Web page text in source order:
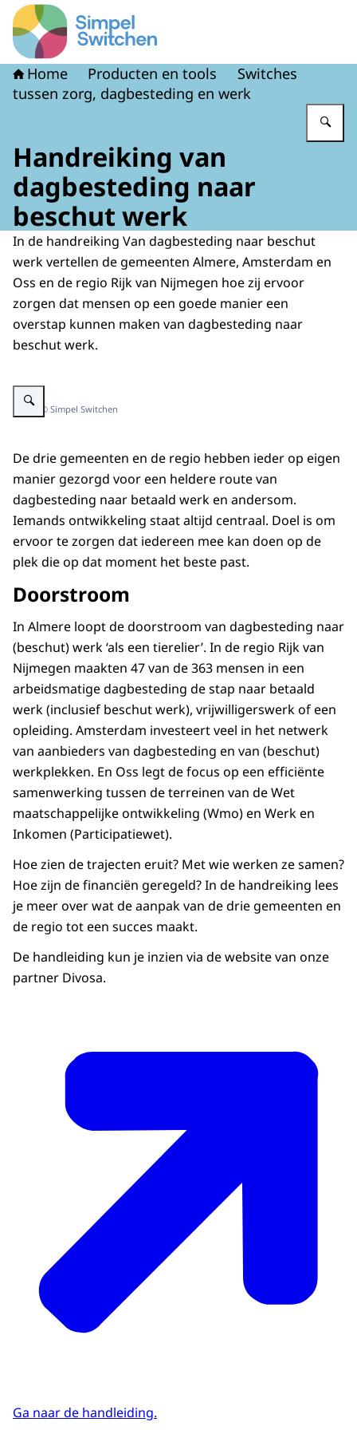
Naar de homepage van Simpel Switchen
Home Producten en tools
Switches
tussen zorg, dagbesteding en werk
Handreiking van
dagbesteding naar
beschut werk
In de handreiking Van dagbesteding naar beschut
werk vertellen de gemeenten Almere, Amsterdam en
Oss en de regio Rijk van Nijmegen hoe zij ervoor
zorgen dat mensen op een goede manier een
overstap kunnen maken van dagbesteding naar
beschut werk.
Vergroot afbeelding Medewerkers krijgen uitleg achter de computer
Beeld: © Simpel Switchen
De drie gemeenten en de regio hebben ieder op eigen
manier gezorgd voor een heldere route van
dagbesteding naar betaald werk en andersom.
Iemands ontwikkeling staat altijd centraal. Doel is om
ervoor te zorgen dat iedereen mee kan doen op de
plek die op dat moment het beste past.
Doorstroom
In Almere loopt de doorstroom van dagbesteding naar
(beschut) werk ‘als een tierelier’. In de regio Rijk van
Nijmegen maakten 47 van de 363 mensen in een
arbeidsmatige dagbesteding de stap naar betaald
werk (inclusief beschut werk), vrijwilligerswerk of een
opleiding. Amsterdam investeert veel in het netwerk
van aanbieders van dagbesteding en van (beschut)
werkplekken. En Oss legt de focus op een efficiënte
samenwerking tussen de terreinen van de Wet
maatschappelijke ontwikkeling (Wmo) en Werk en
Inkomen (Participatiewet).
Hoe zien de trajecten eruit? Met wie werken ze samen?
Hoe zijn de financiën geregeld? In de handreiking lees
je meer over wat de aanpak van de drie gemeenten en
de regio tot een succes maakt.
De handleiding kun je inzien via de website van onze
partner Divosa.
Ga naar de handleiding.